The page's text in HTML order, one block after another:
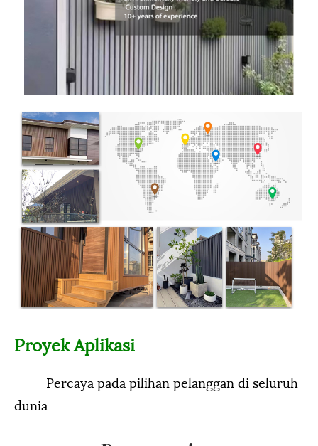
Proyek Aplikasi
Percaya pada pilihan pelanggan di seluruh
dunia